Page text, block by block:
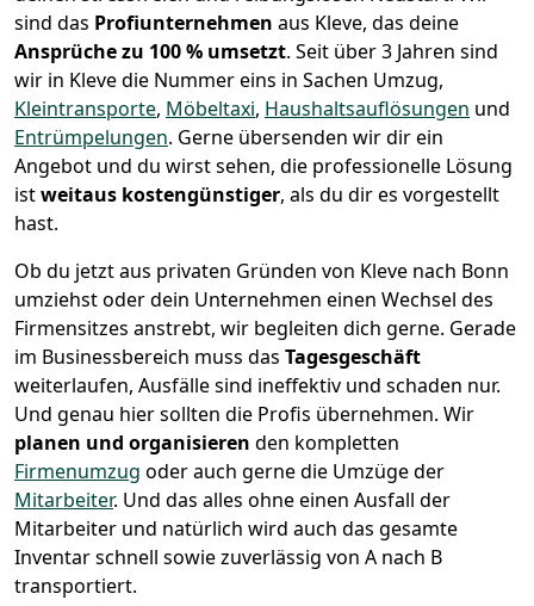
sind das Profiunternehmen aus Kleve, das deine
Ansprüche zu 100 % umsetzt. Seit über 3 Jahren sind
wir in Kleve die Nummer eins in Sachen Umzug,
Kleintransporte, Möbeltaxi, Haushaltsauflösungen und
Entrümpelungen. Gerne übersenden wir dir ein
Angebot und du wirst sehen, die professionelle Lösung
istweitaus kostengünstiger, als du dir es vorgestellt
hast.
Ob du jetzt aus privaten Gründen von Kleve nach Bonn
umziehst oder dein Unternehmen einen Wechsel des
Firmensitzes anstrebt, wir begleiten dich gerne. Gerade
im Businessbereich muss das Tagesgeschäft
weiterlaufen, Ausfälle sind ineffektiv und schaden nur.
Und genau hier sollten die Profis übernehmen. Wir
planen und organisieren den kompletten
Firmenumzug oder auch gerne die Umzüge der
Mitarbeiter. Und das alles ohne einen Ausfall der
Mitarbeiter und natürlich wird auch das gesamte
Inventar schnell sowie zuverlässig von A nach B
transportiert.